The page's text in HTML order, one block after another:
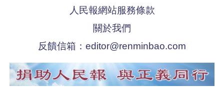
人民報網站服務條款
關於我們
反饋信箱： editor@renminbao.com